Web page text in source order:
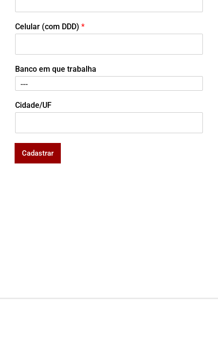
Celular (com DDD) *
Banco em que trabalha
Cidade/UF
Cadastrar